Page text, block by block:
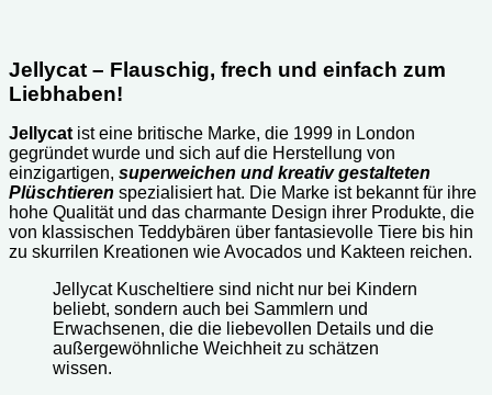
Jellycat – Flauschig, frech und einfach zum
Liebhaben!
Jellycat ist eine britische Marke, die 1999 in London
gegründet wurde und sich auf die Herstellung von
einzigartigen, superweichen und kreativ gestalteten
Plüschtieren spezialisiert hat. Die Marke ist bekannt für ihre
hohe Qualität und das charmante Design ihrer Produkte, die
von klassischen Teddybären über fantasievolle Tiere bis hin
zu skurrilen Kreationen wie Avocados und Kakteen reichen.
Jellycat Kuscheltiere sind nicht nur bei Kindern
beliebt, sondern auch bei Sammlern und
Erwachsenen, die die liebevollen Details und die
außergewöhnliche Weichheit zu schätzen
wissen.